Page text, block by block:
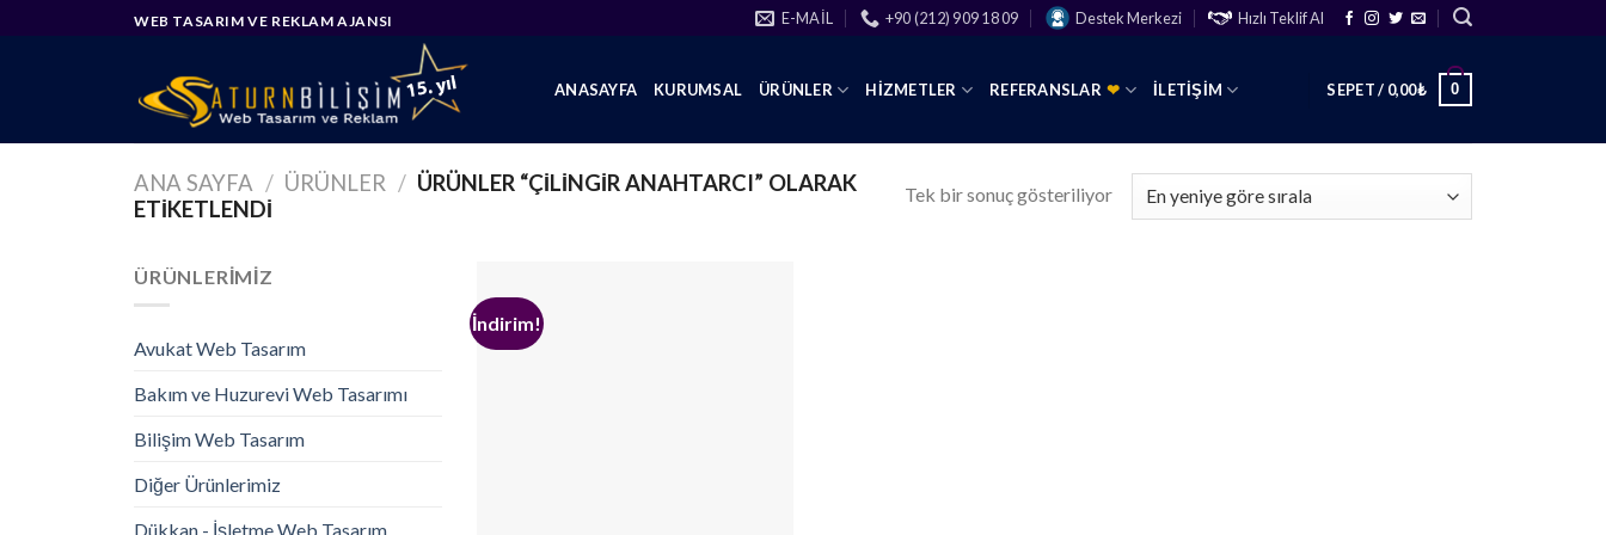
WEB TASARIM VE REKLAM AJANSI E-MAIL +90 (212) 909 18 09 Destek Merkezi Hızlı Teklif Al
ANASAYFA KURUMSAL ÜRÜNLER HIZMETLER REFERANSLAR❤ İLETIŞIM SEPET / 0,00₺ 0
ANA SAYFA / ÜRÜNLER / ÜRÜNLER “ÇILINGIR ANAHTARCI” OLARAK
ETIKETLENDI
Tek bir sonuç gösteriliyor
ÜRÜNLERIMIZ
Avukat Web Tasarım
Bakım ve Huzurevi Web Tasarımı
Bilişim Web Tasarım
Diğer Ürünlerimiz
Dükkan - İşletme Web Tasarım
İndirim!